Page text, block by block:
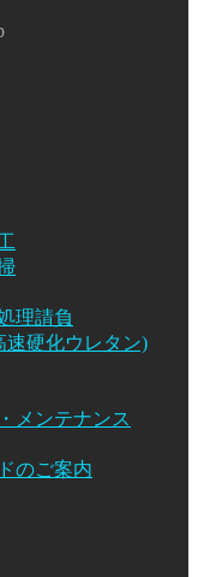
理請負
速硬化ウレタン)
メンテナンス
のご案内